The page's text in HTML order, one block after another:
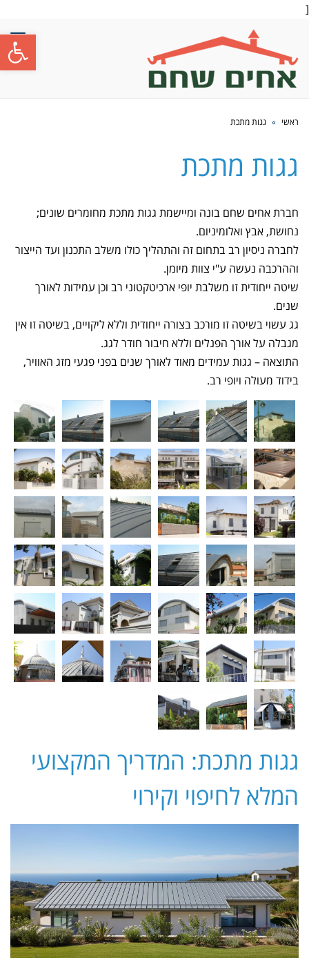
פתח
[
ראשי » גגות מתכת
גגות מתכת
חברת אחים שחם בונה ומיישמת גגות מתכת מחומרים שונים;
נחושת, אבץ ואלומיניום.
לחברה ניסיון רב בתחום זה והתהליך כולו משלב התכנון ועד הייצור
וההרכבה נעשה ע"י צוות מיומן.
שיטה ייחודית זו משלבת יופי ארכיטקטוני רב וכן עמידות לאורך
שנים.
גג עשוי בשיטה זו מורכב בצורה ייחודית וללא ליקויים, בשיטה זו אין
מגבלה על אורך הפנלים וללא חיבור חודר לגג.
התוצאה – גגות עמידים מאוד לאורך שנים בפני פגעי מזג האוויר,
בידוד מעולה ויופי רב.
גגות מתכת: המדריך המקצועי
המלא לחיפוי וקירוי